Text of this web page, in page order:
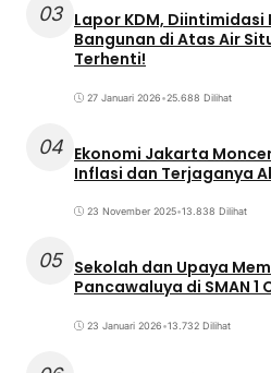
03 Lapor KDM,
Bangunan di Atas Air
Terhenti!
27 Januari 2026•25.688 Dilihat
04 Ekonomi Jakarta
Inflasi dan Terjaganya
23 November 2025•13.838 Dilihat
05 Sekolah dan Upaya
Pancawaluya di SMAN 1
23 Januari 2026•13.732 Dilihat